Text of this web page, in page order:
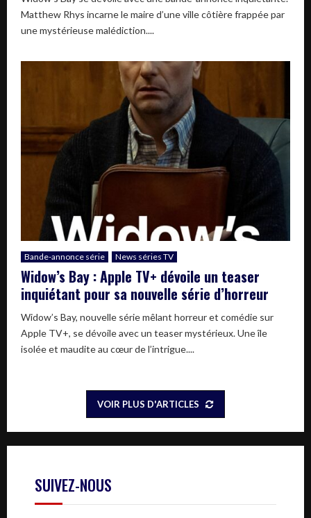
Matthew Rhys incarne le maire d’une ville côtière frappée par
une mystérieuse malédiction....
Bande-annonce série News séries TV
Widow’s Bay : Apple TV+ dévoile un teaser
inquiétant pour sa nouvelle série d’horreur
Widow’s Bay, nouvelle série mêlant horreur et comédie sur
Apple TV+, se dévoile avec un teaser mystérieux. Une île
isolée et maudite au cœur de l’intrigue....
VOIR PLUS D'ARTICLES
SUIVEZ-NOUS